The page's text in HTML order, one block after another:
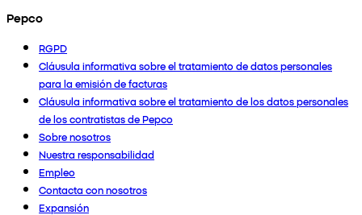
Pepco
RGPD
Cláusula informativa sobre el tratamiento de datos personales
para la emisión de facturas
Cláusula informativa sobre el tratamiento de los datos personales
de los contratistas de Pepco
Sobre nosotros
Nuestra responsabilidad
Empleo
Contacta con nosotros
Expansión